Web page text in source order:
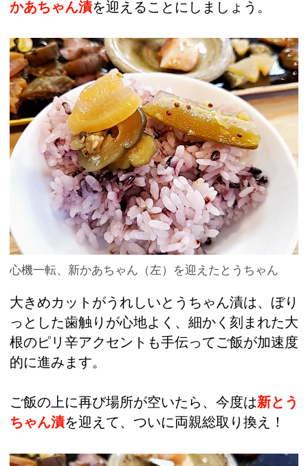
かあちゃん漬を迎えることにしましょう。
心機一転、新かあちゃん（左）を迎えたとうちゃん
大きめカットがうれしいとうちゃん漬は、ぼり
っとした歯触りが心地よく、細かく刻まれた大
根のピリ辛アクセントも手伝ってご飯が加速度
的に進みます。
ご飯の上に再び場所が空いたら、今度は新とう
ちゃん漬を迎えて、ついに両親総取り換え！